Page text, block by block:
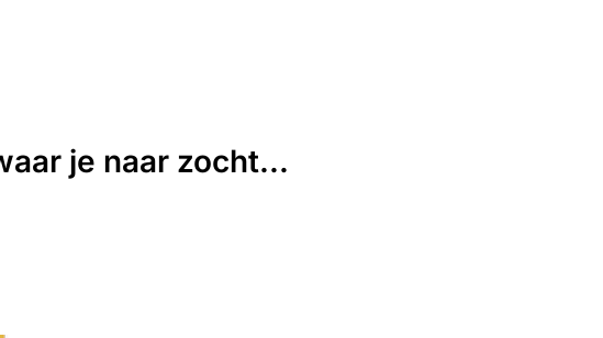
je naar zocht...